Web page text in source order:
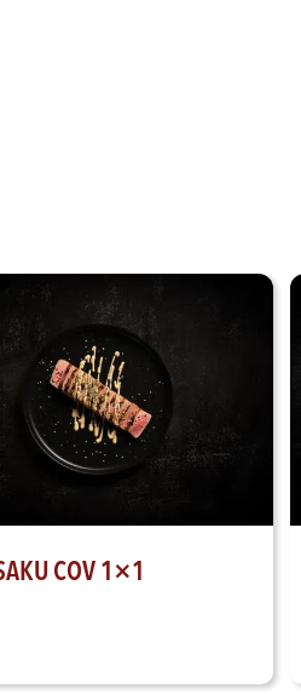
COV 1×1